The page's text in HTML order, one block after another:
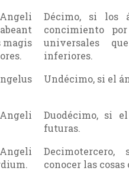
magis
Décimo, si los
concimiento
universales
inferiores.
Undécimo, si el
Duodécimo, si
futuras.
conocer las